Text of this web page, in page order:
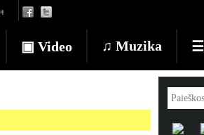
▣ Video ♫ Muzika ☰